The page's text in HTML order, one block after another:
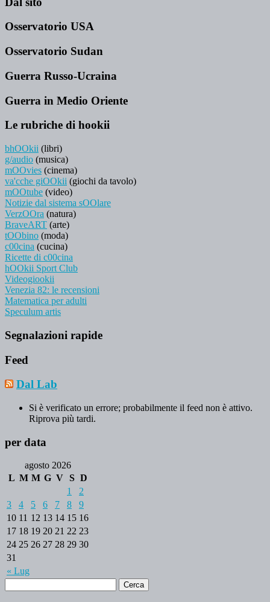
Osservatorio USA
Osservatorio Sudan
Guerra Russo-Ucraina
Guerra in Medio Oriente
Le rubriche di hookii
bhOOkii (libri)
g/audio (musica)
mOOvies (cinema)
va'cche giOOkii (giochi da tavolo)
mOOtube (video)
Notizie dal sistema sOOlare
VerzOOra (natura)
BraveART (arte)
tOObino (moda)
c00cina (cucina)
Ricette di c00cina
hOOkii Sport Club
Videogiookii
Venezia 82: le recensioni
Matematica per adulti
Speculum artis
Segnalazioni rapide
Feed
Dal Lab
Si è verificato un errore; probabilmente il feed non è attivo.
Riprova più tardi.
per data
agosto 2026
L M M G V S D
« Lug
1
2
3
4 5 6 7 8
9
10 11 12 13 14 15 16
17 18 19 20 21 22 23
24 25 26 27 28 29 30
31